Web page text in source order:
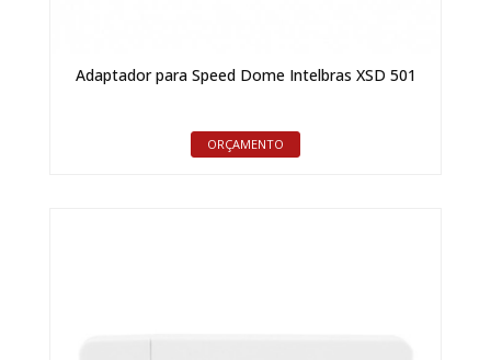
Adaptador para Speed Dome Intelbras XSD 501
ORÇAMENTO